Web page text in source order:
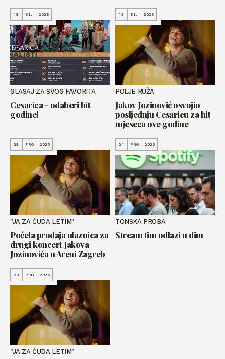
19 SIJ 2026
GLASAJ ZA SVOG FAVORITA
Cesarica - odaberi hit
godine!
13 SIJ 2026
POLJE RUŽA
Jakov Jozinović osvojio
posljednju Cesaricu za hit
mjeseca ove godine
29 PRO 2025
"JA ZA ČUDA LETIM"
Počela prodaja ulaznica za
drugi koncert Jakova
Jozinovića u Areni Zagreb
24 PRO 2025
TONSKA PROBA
Stream tim odlazi u dim
20 PRO 2025
"JA ZA ČUDA LETIM"